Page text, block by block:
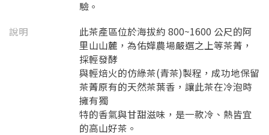
驗。
說明
此茶產區位於海拔約 800~1600 公尺的阿
里山山麓，為佑嬅農場嚴選之上等茶菁，
採輕發酵
與輕焙火的仿綠茶(青茶)製程，成功地保留
茶菁原有的天然茶葉香，讓此茶在冷泡時
擁有獨
特的香氣與甘甜滋味，是一款冷、熱皆宜
的高山好茶。